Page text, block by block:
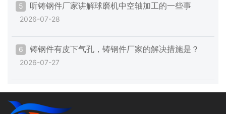
5 听铸钢件厂家讲解球磨机中空轴加工的一些事
2026-07-28
6 铸钢件有皮下气孔，铸钢件厂家的解决措施是？
2026-07-27